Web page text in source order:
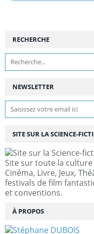
NEWSLETTER
RECHERCHE
SITE SUR LA SCIENCE-
Site sur toute la
Cinéma, Livre, Jeux,
festivals de film
et conventions.
À PROPOS